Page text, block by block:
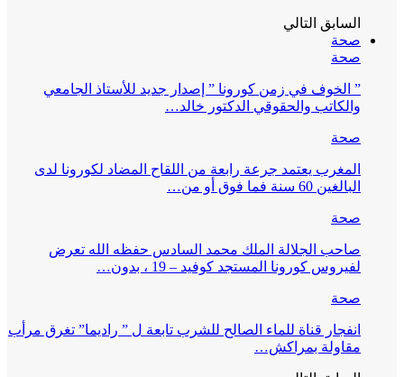
السابق التالي
صحة
صحة
” الخوف في زمن كورونا ” إصدار جديد للأستاذ الجامعي
والكاتب والحقوقي الدكتور خالد…
صحة
المغرب يعتمد جرعة رابعة من اللقاح المضاد لكورونا لدى
البالغين 60 سنة فما فوق أو من…
صحة
صاحب الجلالة الملك محمد السادس حفظه الله تعرض
لفيروس كورونا المستجد كوفيد – 19 ، بدون…
صحة
انفجار قناة للماء الصالح للشرب تابعة ل ” راديما” تغرق مرأب
مقاولة بمراكش…